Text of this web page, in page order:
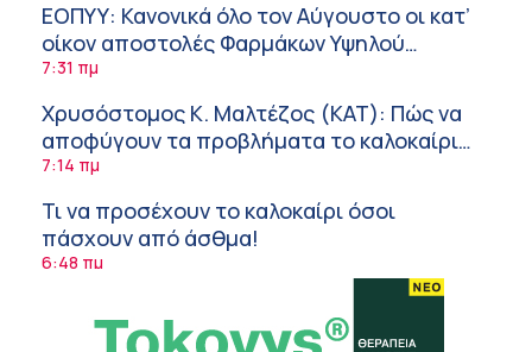
ΕΟΠΥΥ: Κανονικά όλο τον Αύγουστο οι κατ’
οίκον αποστολές Φαρμάκων Υψηλού
Κόστους
7:31 πμ
Χρυσόστομος Κ. Μαλτέζος (ΚΑΤ): Πώς να
αποφύγουν τα προβλήματα το καλοκαίρι
όσοι πάσχουν από αγγειακές παθήσεις
7:14 πμ
Τι να προσέχουν το καλοκαίρι όσοι
πάσχουν από άσθμα!
6:48 πμ
καλοκαίρι